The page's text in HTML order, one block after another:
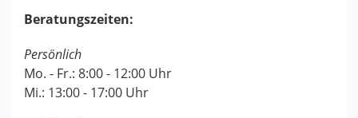
Beratungszeiten:
Persönlich
Mo. - Fr.: 8:00 - 12:00 Uhr
Mi.: 13:00 - 17:00 Uhr